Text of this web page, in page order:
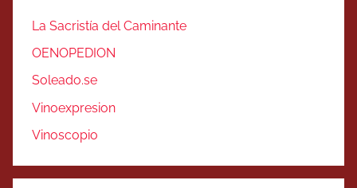
La Sacristía del Caminante
OENOPEDION
Soleado.se
Vinoexpresion
Vinoscopio